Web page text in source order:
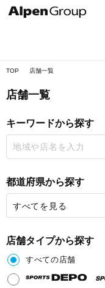
TOP 店舗一覧
店舗一覧
キーワードから探す
都道府県から探す
すべてを見る
店舗タイプから探す
すべての店舗